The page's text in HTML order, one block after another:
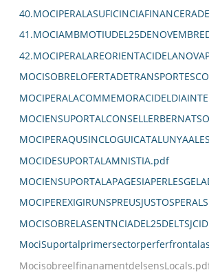
MOCIDESUPORTALAMNISTIA.pdf